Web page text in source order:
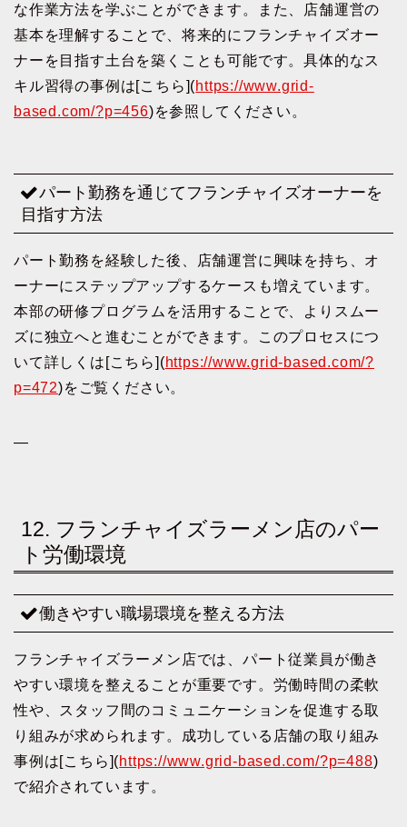
な作業方法を学ぶことができます。また、店舗運営の
基本を理解することで、将来的にフランチャイズオー
ナーを目指す土台を築くことも可能です。具体的なス
キル習得の事例は[こちら](https://www.grid-
based.com/?p=456)を参照してください。
パート勤務を通じてフランチャイズオーナーを
目指す方法
パート勤務を経験した後、店舗運営に興味を持ち、オ
ーナーにステップアップするケースも増えています。
本部の研修プログラムを活用することで、よりスムー
ズに独立へと進むことができます。このプロセスにつ
いて詳しくは[こちら](https://www.grid-based.com/?
p=472)をご覧ください。
—
12. フランチャイズラーメン店のパー
ト労働環境
働きやすい職場環境を整える方法
フランチャイズラーメン店では、パート従業員が働き
やすい環境を整えることが重要です。労働時間の柔軟
性や、スタッフ間のコミュニケーションを促進する取
り組みが求められます。成功している店舗の取り組み
事例は[こちら](https://www.grid-based.com/?p=488)
で紹介されています。